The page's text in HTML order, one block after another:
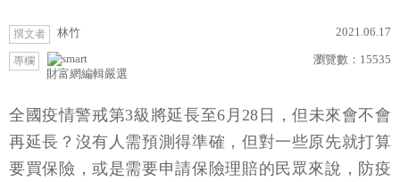
撰文者 林竹 2021.06.17
專欄
財富網編輯嚴選
瀏覽數： 15535
全國疫情警戒第3級​將延長至6月28日，但未來會不會
再延長？沒有人需預測得準確，但對一些原先就打算
要買保險，或是需要申請保險理賠的民眾來說，防疫